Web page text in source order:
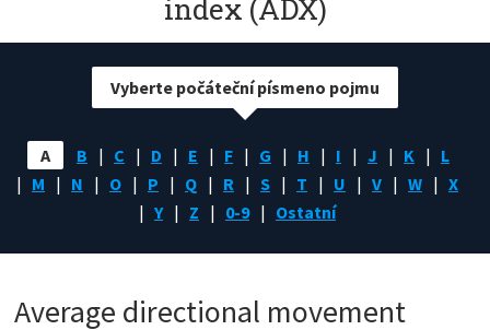
index (ADX)
A B C D E F G H I J K
L
M
N O P Q R S T U V W
X
Y
Z 0-9 Ostatní
Vyberte počáteční písmeno pojmu
Average directional movement